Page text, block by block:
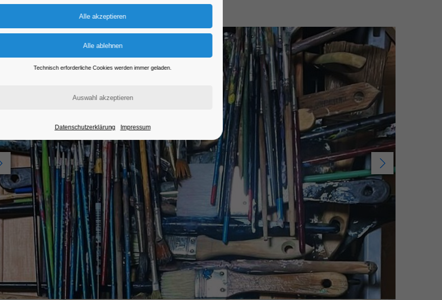
22.06.2025, 13:00–16:00
Technisch erforderliche Cookies werden immer geladen.
Datenschutzerklärung Impressum